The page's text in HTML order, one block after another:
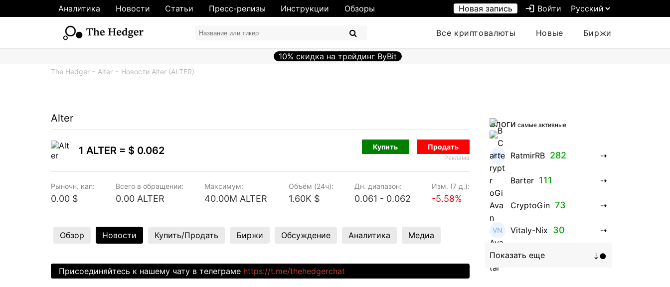
Аналитика Новости Статьи Пресс-релизы Инструкции Обзоры Новая запись login Войти
Все криптовалюты Новые Биржи
10% скидка на трейдинг ByBit
The Hedger Alter Новости Alter (ALTER)
Alter
1 ALTER = $ 0.062 Купить Продать
Реклама
Рыночн. кап:
0.00 $
Всего в обращении:
0.00 ALTER
Максимум:
40.00M ALTER
Объём (24ч):
1.60K $
Дн. диапазон:
0.061 - 0.062
Изм. (7 д.):
-5.58%
Обзор Новости Купить/Продать Биржи Обсуждение Аналитика Медиа
Присоединяйтесь к нашему чату в телеграме https://t.me/thehedgerchat
Блоги самые активные
RatmirRB 282
Barter 111
CryptoGin 73
Vitaly-Nix 30
Hanna_Zolo4evskaya 16